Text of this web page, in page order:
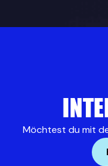
Möchtest du mit